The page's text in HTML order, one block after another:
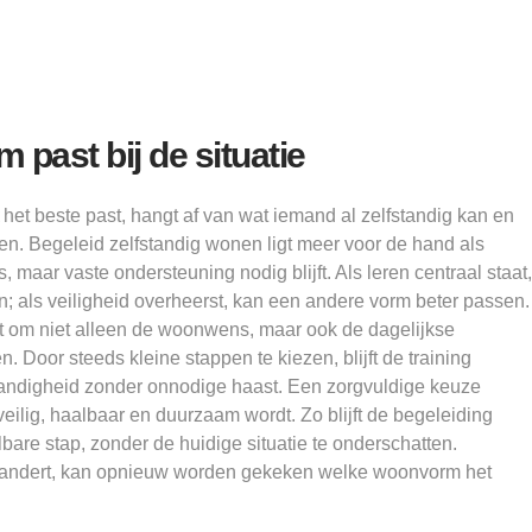
past bij de situatie
beste past, hangt af van wat iemand al zelfstandig kan en
Begeleid zelfstandig wonen ligt meer voor de hand als
maar vaste ondersteuning nodig blijft. Als leren centraal staat,
als veiligheid overheerst, kan een andere vorm beter passen.
om niet alleen de woonwens, maar ook de dagelijkse
Door steeds kleine stappen te kiezen, blijft de training
zonder onnodige haast. Een zorgvuldige keuze
haalbaar en duurzaam wordt. Zo blijft de begeleiding
stap, zonder de huidige situatie te onderschatten.
kan opnieuw worden gekeken welke woonvorm het